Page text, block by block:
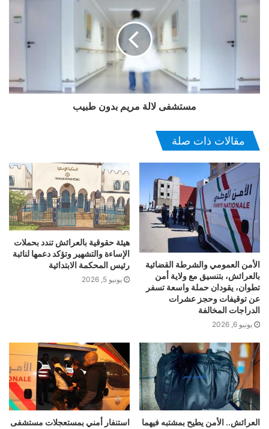
مستشفى لالة مريم بدون طبيب
مقالات ذات صلة
الأمن العمومي والشرطة القضائية
بالعرائش، بتنسيق مع ولاية أمن
تطوان، يقودان حملة واسعة تسفر
عن توقيفات وحجز عشرات
الدراجات المخالفة
يونيو 6, 2026
هيئة حقوقية بالعرائش تندد بحملات
الإساءة والتشهير وتؤكد دعمها لنائبة
رئيس المحكمة الابتدائية
يونيو 5, 2026
العرائش.. الأمن يطيح بمشتبه فيهما
استنفار أمني بمستعجلات مستشفى